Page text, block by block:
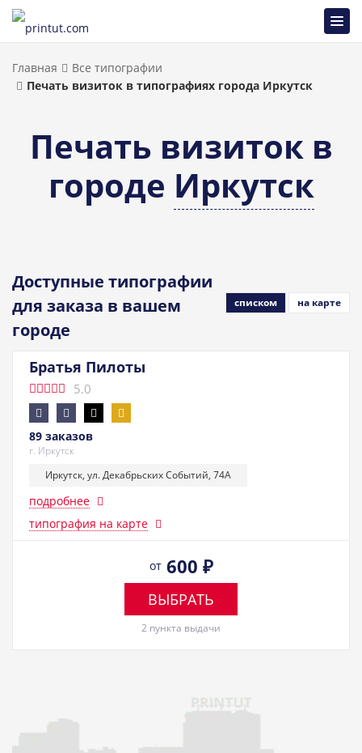
Главная
Все типографии
Печать визиток в типографиях города Иркутск
Печать визиток в
городе Иркутск
Доступные типографии
для заказа в вашем
городе
списком на карте
Братья Пилоты
5.0
89 заказов
г. Иркутск
Иркутск, ул. Декабрьских Событий, 74А
подробнее
типография на карте
от 600 ₽
ВЫБРАТЬ
2 пункта выдачи